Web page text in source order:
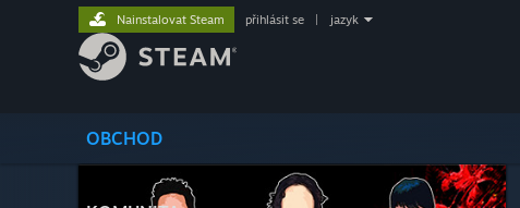
OBCHOD
Nainstalovat Steam přihlásit se jazyk